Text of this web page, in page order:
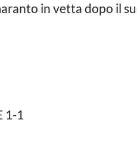
in vetta dopo il
1-1